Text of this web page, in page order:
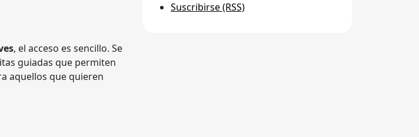
, el acceso es sencillo. Se
guiadas que permiten
aquellos que quieren
Suscribirse (RSS)